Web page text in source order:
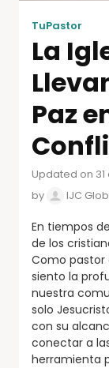
TuPastor
La
Paz
Updated on
by
IJC
En tiempos
de los
Como
siento la
nuestra
solo
con su
conectar a
herramienta